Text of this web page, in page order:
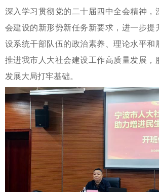
深入学习贯彻党的二十届四中全会精神，
会建设的新形势新任务新要求，进一步提
设系统干部队伍的政治素养、理论水平和
推进我市人大社会建设工作高质量发展，
发展大局打牢基础。